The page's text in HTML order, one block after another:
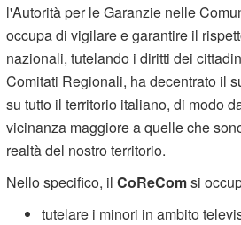
l'Autorità per le Garanzie nelle
occupa di vigilare e garantire il
nazionali, tutelando i diritti dei
Comitati Regionali, ha decentrato il
su tutto il territorio italiano, di modo
vicinanza maggiore a quelle che
realtà del nostro territorio.
Nello specifico, ilCoReComsi
tutelare i minori in ambito